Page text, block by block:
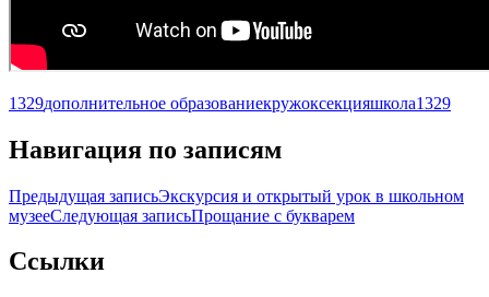
1329дополнительное образованиекружоксекцияшкола1329
Навигация по записям
Предыдущая записьЭкскурсия и открытый урок в школьном
музееСледующая записьПрощание с букварем
Ccылки